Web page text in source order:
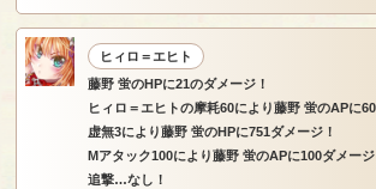
ヒィロ＝エヒト
藤野 蛍のHPに21のダメージ！
ヒィロ＝エヒトの摩耗60により藤野 蛍のAPに60
虚無3により藤野 蛍のHPに751ダメージ！
Mアタック100により藤野 蛍のAPに100ダメージ
追撃…なし！